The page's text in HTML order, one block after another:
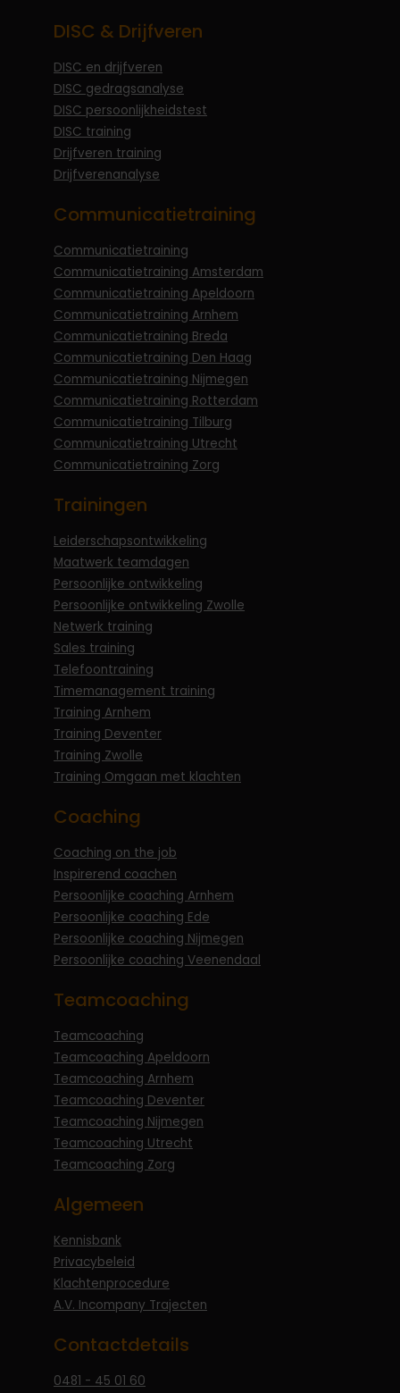
DISC & Drijfveren
DISC en drijfveren
DISC gedragsanalyse
DISC persoonlijkheidstest
DISC training
Drijfveren training
Drijfverenanalyse
Communicatietraining
Communicatietraining
Communicatietraining Amsterdam
Communicatietraining Apeldoorn
Communicatietraining Arnhem
Communicatietraining Breda
Communicatietraining Den Haag
Communicatietraining Nijmegen
Communicatietraining Rotterdam
Communicatietraining Tilburg
Communicatietraining Utrecht
Communicatietraining Zorg
Trainingen
Leiderschapsontwikkeling
Maatwerk teamdagen
Persoonlijke ontwikkeling
Persoonlijke ontwikkeling Zwolle
Netwerk training
Sales training
Telefoontraining
Timemanagement training
Training Arnhem
Training Deventer
Training Zwolle
Training Omgaan met klachten
Coaching
Coaching on the job
Inspirerend coachen
Persoonlijke coaching Arnhem
Persoonlijke coaching Ede
Persoonlijke coaching Nijmegen
Persoonlijke coaching Veenendaal
Teamcoaching
Teamcoaching
Teamcoaching Apeldoorn
Teamcoaching Arnhem
Teamcoaching Deventer
Teamcoaching Nijmegen
Teamcoaching Utrecht
Teamcoaching Zorg
Algemeen
Kennisbank
Privacybeleid
Klachtenprocedure
A.V. Incompany Trajecten
Contactdetails
0481 - 45 01 60